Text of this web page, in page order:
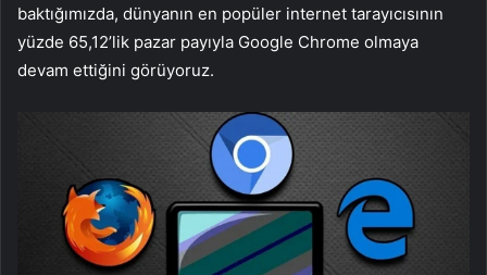
baktığımızda, dünyanın en popüler internet tarayıcısının
yüzde 65,12’lik pazar payıyla Google Chrome olmaya
devam ettiğini görüyoruz.